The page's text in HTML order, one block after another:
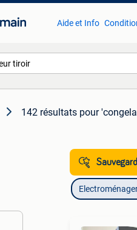
Aide et Info
142 résultats pour